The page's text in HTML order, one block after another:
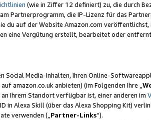
(wie in Ziffer 12 definiert) zu, die durch
Partnerprogramm, die IP-Lizenz für das
auf der Website Amazon.com veröffentlichst,
eine Vergütung erstellt, bearbeitet oder
Social Media-Inhalten, Ihren Online-
amazon.co.uk anbieten) (im Folgenden Ihre „
Ihrem Standort verfügbar ist, einer anderen im
in Alexa Skill (über das Alexa Shopping Kit)
verwenden („ Partner-Links“).